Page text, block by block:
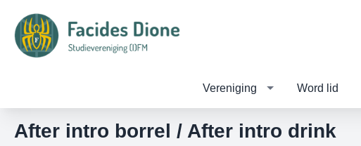
Vereniging Word lid
After intro borrel / After intro drink